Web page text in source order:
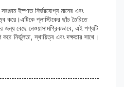
ইস্পাত নির্ভরযোগ্য মানের এবং
করে।এটিকে প্লাস্টিকের ছাঁচ তৈরিতে
জন্য বেছে নেওয়াসামগ্রিকভাবে, এই পণ্যটি
করে নির্ভুলতা, স্থায়িত্ব এবং দক্ষতার সাথে।